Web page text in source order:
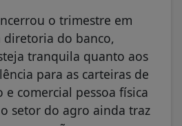
o trimestre em
diretoria do banco,
tranquila quanto aos
para as carteiras de
comercial pessoa física
setor do agro ainda traz